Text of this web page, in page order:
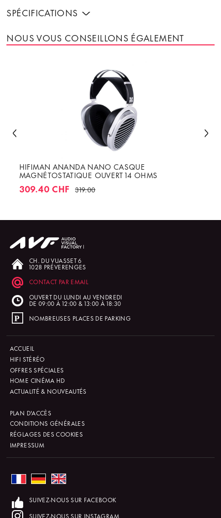
SPÉCIFICATIONS
NOUS VOUS CONSEILLONS ÉGALEMENT
HIFIMAN ANANDA NANO CASQUE
MAGNÉTOSTATIQUE OUVERT 14 OHMS
309.40 CHF 319.00
CH. DU VUASSET 6
1028 PRÉVERENGES
CONTACT PAR EMAIL
OUVERT DU LUNDI AU VENDREDI
DE 09:00 À 12:00 & 13:00 À 18:30
NOMBREUSES PLACES DE PARKING
ACCUEIL
HIFI STÉRÉO
OFFRES SPÉCIALES
HOME CINÉMA HD
ACTUALITÉ & NOUVEAUTÉS
PLAN D'ACCÈS
CONDITIONS GÉNÉRALES
RÉGLAGES DES COOKIES
IMPRESSUM
SUIVEZ-NOUS SUR FACEBOOK
SUIVEZ-NOUS SUR INSTAGRAM